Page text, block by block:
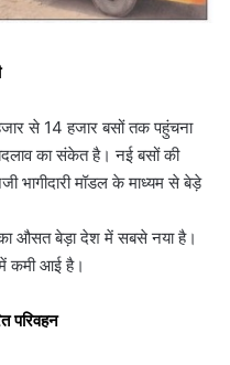
से 14 हजार बसों तक पहुंचना
का संकेत है। नई बसों की
भागीदारी मॉडल के माध्यम से बेड़े
का औसत बेड़ा देश में सबसे नया है।
कमी आई है।
परिवहन